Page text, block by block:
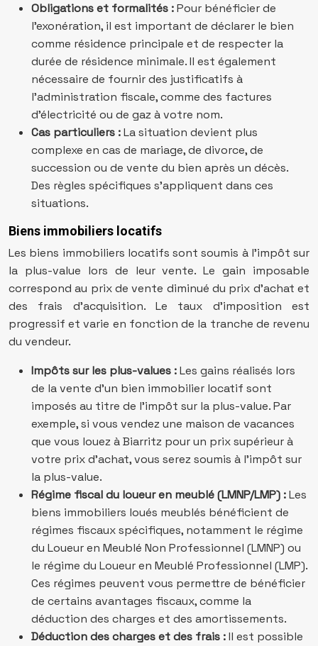
Obligations et formalités :Pour bénéficier de
l’exonération, il est important de déclarer le bien
comme résidence principale et de respecter la
durée de résidence minimale. Il est également
nécessaire de fournir des justificatifs à
l’administration fiscale, comme des factures
d’électricité ou de gaz à votre nom.
Cas particuliers :La situation devient plus
complexe en cas de mariage, de divorce, de
succession ou de vente du bien après un décès.
Des règles spécifiques s’appliquent dans ces
situations.
Biens immobiliers locatifs
Les biens immobiliers locatifs sont soumis à l’impôt sur
la plus-value lors de leur vente. Le gain imposable
correspond au prix de vente diminué du prix d’achat et
des frais d’acquisition. Le taux d’imposition est
progressif et varie en fonction de la tranche de revenu
du vendeur.
Impôts sur les plus-values :Les gains réalisés lors
de la vente d’un bien immobilier locatif sont
imposés au titre de l’impôt sur la plus-value. Par
exemple, si vous vendez une maison de vacances
que vous louez à Biarritz pour un prix supérieur à
votre prix d’achat, vous serez soumis à l’impôt sur
la plus-value.
Régime fiscal du loueur en meublé (LMNP/LMP) :Les
biens immobiliers loués meublés bénéficient de
régimes fiscaux spécifiques, notamment le régime
du Loueur en Meublé Non Professionnel (LMNP) ou
le régime du Loueur en Meublé Professionnel (LMP).
Ces régimes peuvent vous permettre de bénéficier
de certains avantages fiscaux, comme la
déduction des charges et des amortissements.
Déduction des charges et des frais :Il est possible